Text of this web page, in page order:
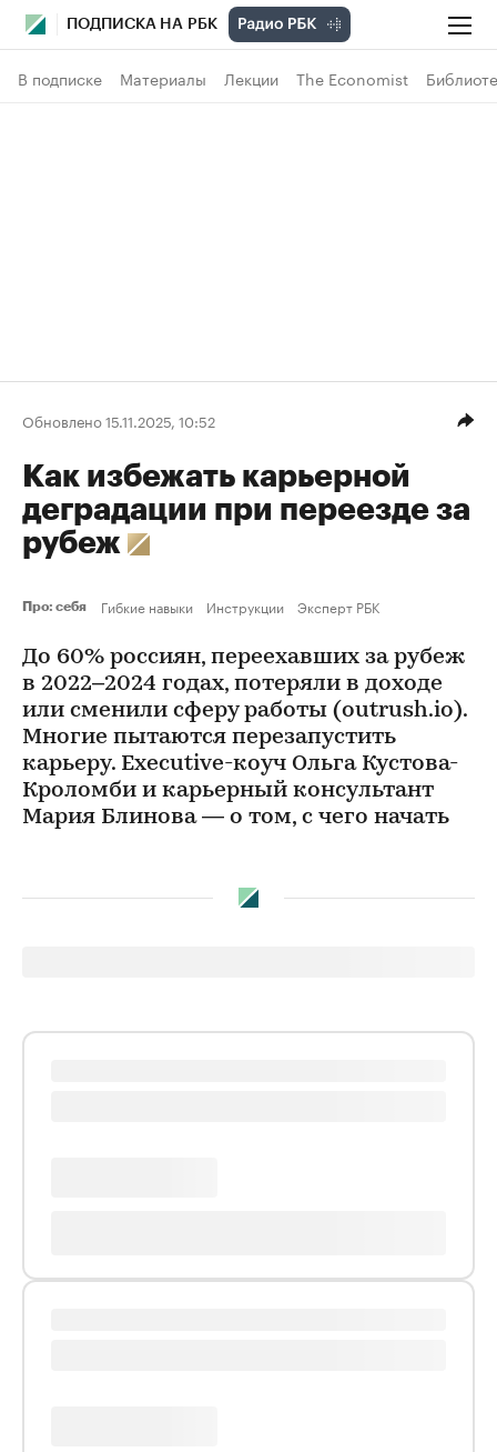
ПОДПИСКА НА РБК
В подписке Материалы Лекции The Economist
Обновлено 15.11.2025, 10:52
Как избежать карьерной
деградации при переезде за
рубеж
Про: себя Гибкие навыки Инструкции Эксперт РБК
До 60% россиян, переехавших за рубеж
в 2022–2024 годах, потеряли в доходе
или сменили сферу работы (outrush.io).
Многие пытаются перезапустить
карьеру. Executive-коуч Ольга Кустова-
Кроломби и карьерный консультант
Мария Блинова — о том, с чего начать